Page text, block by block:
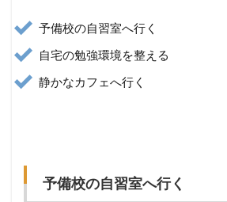
予備校の自習室へ行く
自宅の勉強環境を整える
静かなカフェへ行く
予備校の自習室へ行く